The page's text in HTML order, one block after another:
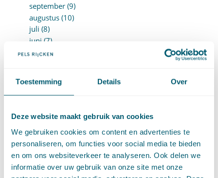
Toestemming Details Over
Deze website maakt gebruik van cookies
We gebruiken cookies om content en advertenties te
personaliseren, om functies voor social media te bieden
en om ons websiteverkeer te analyseren. Ook delen we
informatie over uw gebruik van onze site met onze
september (9)
augustus (10)
juli (8)
juni (7)
mei (7)
februari (17)
januari (18)
december (12)
november (16)
oktober (17)
september (14)
augustus (9)